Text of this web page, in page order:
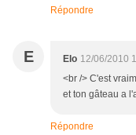
Répondre
E Elo 12/06/2010
<br /> C'est
et ton gâteau a
Répondre